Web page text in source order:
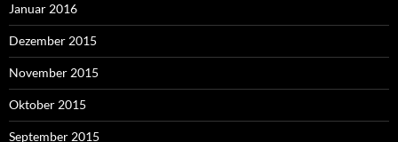
Januar 2016
Dezember 2015
November 2015
Oktober 2015
September 2015